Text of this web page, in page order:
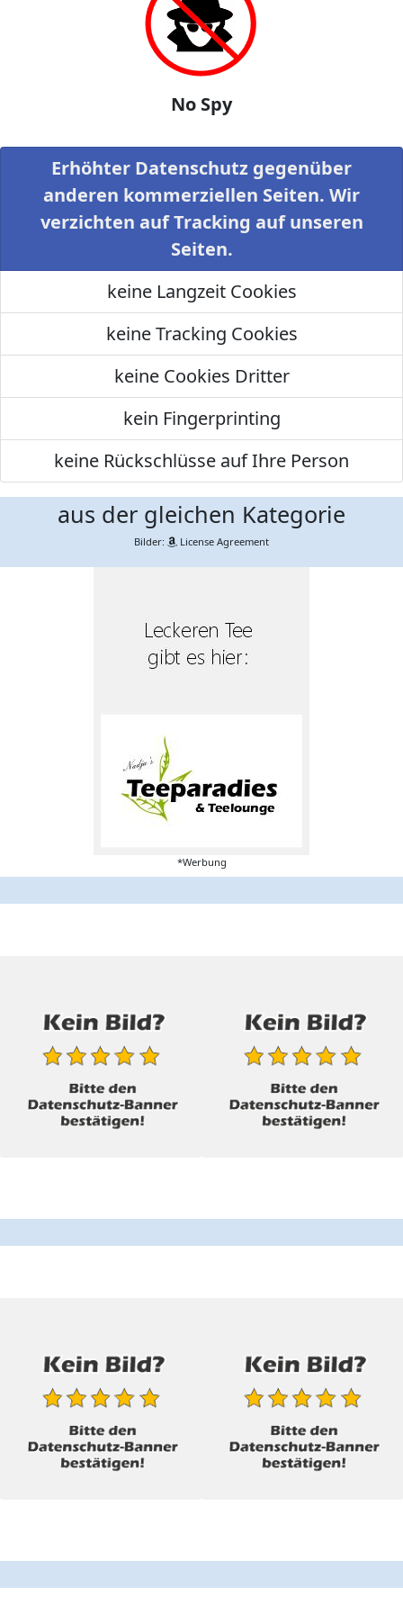
No Spy
Erhöhter Datenschutz gegenüber
anderen kommerziellen Seiten. Wir
verzichten auf Tracking auf unseren
Seiten.
keine Langzeit Cookies
keine Tracking Cookies
keine Cookies Dritter
kein Fingerprinting
keine Rückschlüsse auf Ihre Person
aus der gleichen Kategorie
Bilder: License Agreement
*Werbung